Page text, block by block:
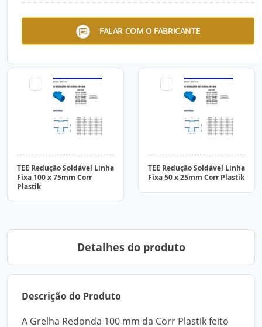
FALAR COM O FABRICANTE
TEE Redução Soldável Linha
Fixa 150 x 125mm Corr
Plastik
Fixa 100 x 50mm Corr
Plastik
TEE Redução Soldável Linha
Fixa 100 x 75mm Corr
Plastik
TEE Redução Soldável Linha
Fixa 50 x 25mm Corr Plastik
Detalhes do produto
Descrição do Produto
A Grelha Redonda 100 mm da Corr Plastik feito